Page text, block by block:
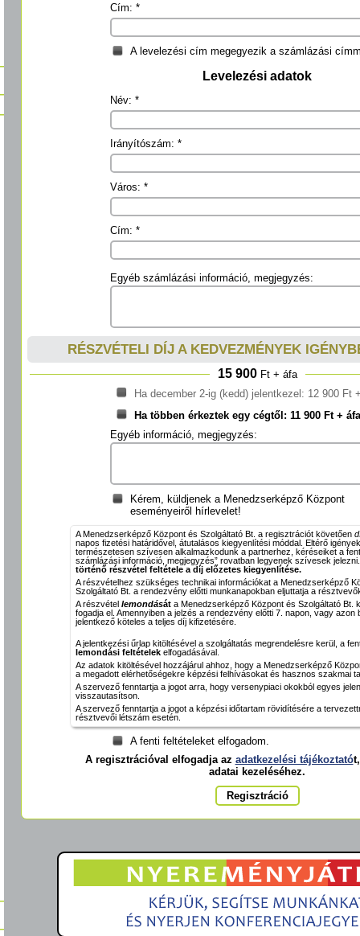
Cím: *
A levelezési cím megegyezik a számlázási
Levelezési adatok
Név: *
Irányítószám: *
Város: *
Cím: *
Egyéb számlázási információ, megjegyzés:
RÉSZVÉTELI DÍJ A KEDVEZMÉNYEK
15 900 Ft + áfa
Ha december 2-ig (kedd) jelentkezel: 12 900 Ft
Ha többen érkeztek egy cégtől: 11 900 Ft +
Egyéb információ, megjegyzés:
Kérem, küldjenek a Menedzserképző Központ
eseményeiről hírlevelet!
A Menedzserképző Központ és Szolgáltató Bt. a regisztrációt követően
napos fizetési határidővel, átutalásos kiegyenlítési móddal. Eltérő
természetesen szívesen alkalmazkodunk a partnerhez, kéréseiket a
számlázási információ, megjegyzés” rovatban legyenek szívesek
történő részvétel feltétele a díj előzetes kiegyenlítése.
A részvételhez szükséges technikai információkat a Menedzserképző
Szolgáltató Bt. a rendezvény előtti munkanapokban eljuttatja a
A részvétel lemondását a Menedzserképző Központ és Szolgáltató Bt.
fogadja el. Amennyiben a jelzés a rendezvény előtti 7. napon, vagy azon
jelentkező köteles a teljes díj kifizetésére.
A jelentkezési űrlap kitöltésével a szolgáltatás megrendelésre kerül, a
lemondási feltételek elfogadásával.
Az adatok kitöltésével hozzájárul ahhoz, hogy a Menedzserképző
a megadott elérhetőségekre képzési felhívásokat és hasznos szakmai
A szervező fenntartja a jogot arra, hogy versenypiaci okokból egyes
visszautasítson.
A szervező fenntartja a jogot a képzési időtartam rövidítésére a
résztvevői létszám esetén.
A fenti feltételeket elfogadom.
A regisztrációval elfogadja az adatkezelési tájékoztató
adatai kezeléséhez.